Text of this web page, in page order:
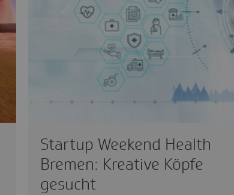
Startup Weekend Health
Bremen: Kreative Köpfe
gesucht